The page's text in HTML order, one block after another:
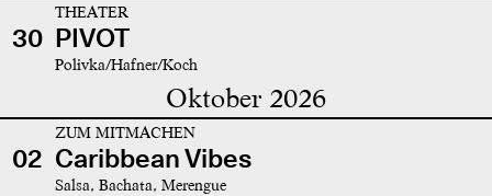
30
THEATER
PIVOT
Polivka/Hafner/Koch
Oktober 2026
02
ZUM MITMACHEN
Caribbean Vibes
Salsa, Bachata, Merengue